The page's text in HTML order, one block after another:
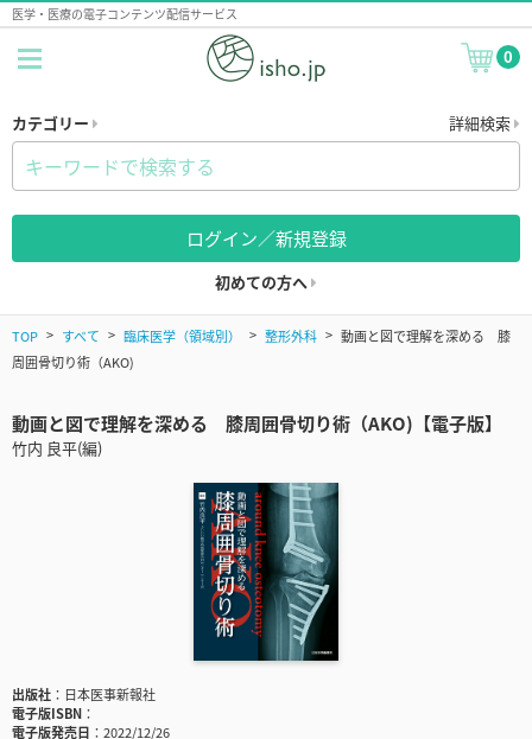
医学・医療の電子コンテンツ配信サービス
0
カテゴリー 詳細検索
ログイン／新規登録
初めての方へ
TOP すべて 臨床医学（領域別） 整形外科
動画と図で理解を深める 膝
周囲骨切り術（AKO)
動画と図で理解を深める 膝周囲骨切り術（AKO)【電子版】
竹内 良平(編)
出版社
日本医事新報社
電子版ISBN
電子版発売日
2022/12/26